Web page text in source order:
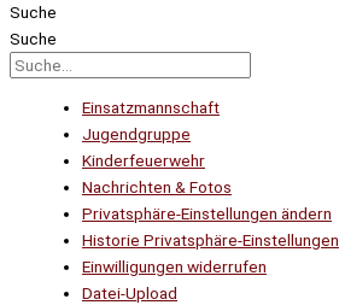
Suche
Suche
Einsatzmannschaft
Jugendgruppe
Kinderfeuerwehr
Nachrichten & Fotos
Privatsphäre-Einstellungen ändern
Historie Privatsphäre-Einstellungen
Einwilligungen widerrufen
Datei-Upload